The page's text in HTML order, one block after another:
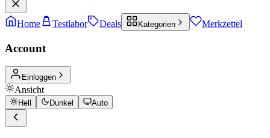
Home Testlabor Deals Kategorien Merkzettel
Account
Einloggen
Ansicht
Hell Dunkel Auto